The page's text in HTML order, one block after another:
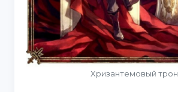
Хризантемовый трон